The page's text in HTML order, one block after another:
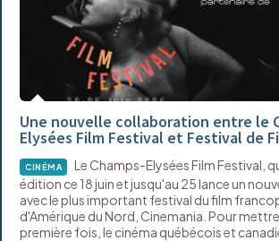
Une nouvelle collaboration entre le
Elysées Film Festival et Festival de
CINÉMA
Le Champs-Elysées Film Festival,
édition ce 18 juin et jusqu'au 25 lance un
avec le plus important festival du film
d'Amérique du Nord, Cinemania. Pour
première fois, le cinéma québécois et